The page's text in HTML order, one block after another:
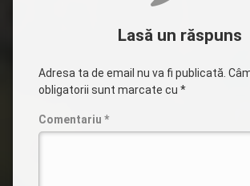
Lasă un răspuns
Adresa ta de email nu va fi publicată.
obligatorii sunt marcate cu *
Comentariu *